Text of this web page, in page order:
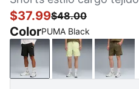
$37.99$48.00
ColorPUMA Black
PUMA BlackApple Spritz